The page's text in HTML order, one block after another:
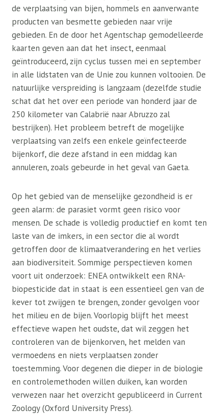
de verplaatsing van bijen, hommels en aanverwante
producten van besmette gebieden naar vrije
gebieden. En de door het Agentschap gemodelleerde
kaarten geven aan dat het insect, eenmaal
geïntroduceerd, zijn cyclus tussen mei en september
in alle lidstaten van de Unie zou kunnen voltooien. De
natuurlijke verspreiding is langzaam (dezelfde studie
schat dat het over een periode van honderd jaar de
250 kilometer van Calabrië naar Abruzzo zal
bestrijken). Het probleem betreft de mogelijke
verplaatsing van zelfs een enkele geïnfecteerde
bijenkorf, die deze afstand in een middag kan
annuleren, zoals gebeurde in het geval van Gaeta.
Op het gebied van de menselijke gezondheid is er
geen alarm: de parasiet vormt geen risico voor
mensen. De schade is volledig productief en komt ten
laste van de imkers, in een sector die al wordt
getroffen door de klimaatverandering en het verlies
aan biodiversiteit. Sommige perspectieven komen
voort uit onderzoek: ENEA ontwikkelt een RNA-
biopesticide dat in staat is een essentieel gen van de
kever tot zwijgen te brengen, zonder gevolgen voor
het milieu en de bijen. Voorlopig blijft het meest
effectieve wapen het oudste, dat wil zeggen het
controleren van de bijenkorven, het melden van
vermoedens en niets verplaatsen zonder
toestemming. Voor degenen die dieper in de biologie
en controlemethoden willen duiken, kan worden
verwezen naar het overzicht gepubliceerd in Current
Zoology (Oxford University Press).